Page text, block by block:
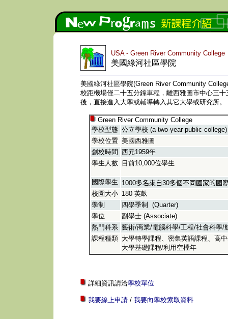
USA - Green River Community College
美國綠河社區學院
美國綠河社區學院(Green River Community
校距機場僅二十五分鐘車程，離西雅圖市中心三
後，直接進入大學或輔導轉入其它大學或研究所。
Green River Community College
學校型態 公立學校 (a two-year public college)
學校位置 美國西雅圖
創校時間 西元1959年
學生人數 目前10,000位學生
國際學生 1000多名來自30多個不同國家的國
校園大小 180 英畝
學制
四學季制 (Quarter)
學位
副學士 (Associate)
熱門科系 藝術/商業/電腦科學/工程/社會科學/
課程種類 大學轉學課程、密集英語課程、高
大學基礎課程/利用空檔年
詳細資訊請洽學校單位
我要線上申請 / 我要向學校索取資料